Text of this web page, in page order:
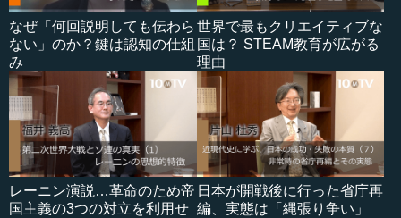
なぜ「何回説明しても伝わら
ない」のか？鍵は認知の仕組
み
世界で最もクリエイティブな
国は？ STEAM教育が広がる
理由
レーニン演説…革命のため帝
国主義の3つの対立を利用せ
日本が開戦後に行った省庁再
編、実態は「縄張り争い」